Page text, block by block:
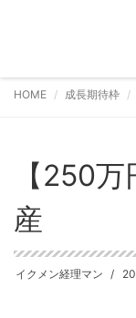
HOME 成長期待枠
【250
産
イクメン経理マン